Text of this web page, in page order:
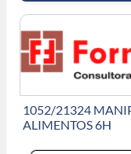
1052/21324
ALIMENTOS 6H